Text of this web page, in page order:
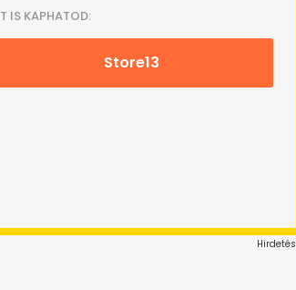
IS KAPHATOD:
Store13
Hirdetés